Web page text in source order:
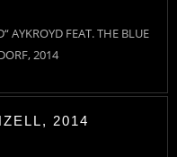
AYKROYD FEAT. THE BLUE
2014
2014